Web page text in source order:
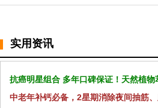
实用资讯
抗癌明星组合 多年口碑保证！天然植
中老年补钙必备，2星期消除夜间抽筋